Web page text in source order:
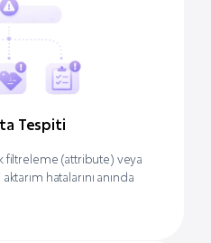
Tespiti
filtreleme (attribute) veya
hatalarını anında